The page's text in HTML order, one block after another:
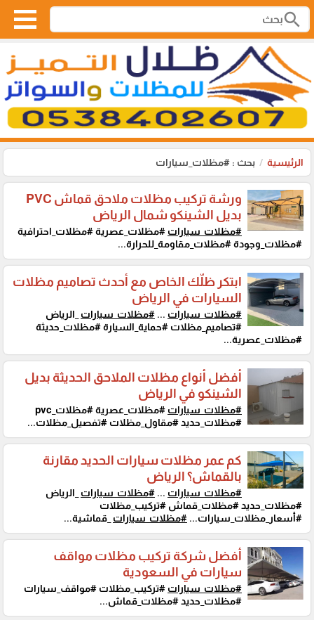
search
الرئيسية بحث : #مظلات_سيارات
ورشة تركيب مظلات ملاحق قماش PVC
بديل الشينكو شمال الرياض
#مظلات_سيارات #مظلات_عصرية #مظلات_احترافية
#مظلات_وجودة #مظلات_مقاومة_للحرارة...
ابتكر ظلّك الخاص مع أحدث تصاميم مظلات
السيارات في الرياض
#مظلات_سيارات ... #مظلات_سيارات _الرياض
#تصاميم_مظلات #حماية_السيارة #مظلات_حديثة
#مظلات_عصرية...
أفضل أنواع مظلات الملاحق الحديثة بديل
الشينكو في الرياض
#مظلات_سيارات
#مظلات_عصرية #مظلات_pvc
#مظلات_حديد #مقاول_مظلات #تفصيل_مظلات...
كم عمر مظلات سيارات الحديد مقارنة
بالقماش؟ الرياض
#مظلات_سيارات ... #مظلات_سيارات _الرياض
#مظلات_حديد #مظلات_قماش #تركيب_مظلات
#أسعار_مظلات_سيارات... #مظلات_سيارات _قماشية...
أفضل شركة تركيب مظلات مواقف
سيارات في السعودية
#مظلات_سيارات #تركيب_مظلات #مواقف_سيارات
#مظلات_حديد #مظلات_قماش...